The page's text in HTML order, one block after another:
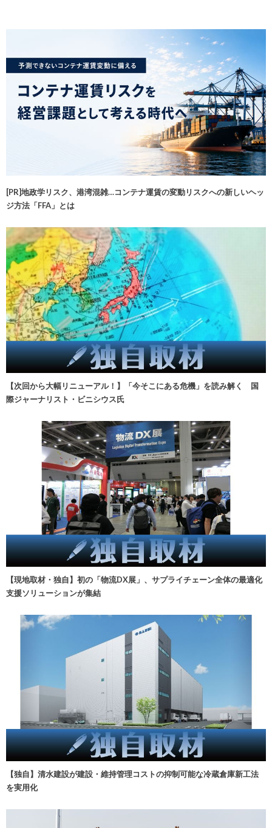
[PR]地政学リスク、港湾混雑…コンテナ運賃の変動リスクへの新しいヘッ
ジ方法「FFA」とは
【次回から大幅リニューアル！】「今そこにある危機」を読み解く 国
際ジャーナリスト・ビニシウス氏
【現地取材・独自】初の「物流DX展」、サプライチェーン全体の最適化
支援ソリューションが集結
【独自】清水建設が建設・維持管理コストの抑制可能な冷蔵倉庫新工法
を実用化